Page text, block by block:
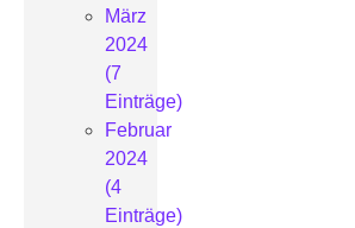
März
2024
(7
Einträge)
Februar
2024
(4
Einträge)